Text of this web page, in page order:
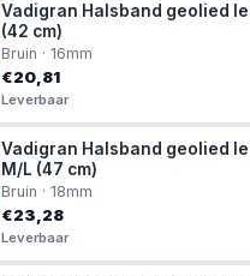
Vadigran Halsband geolied
(42 cm)
Bruin · 16mm
€20,81
Leverbaar
Vadigran Halsband geolied
M/L (47 cm)
Bruin · 18mm
€23,28
Leverbaar